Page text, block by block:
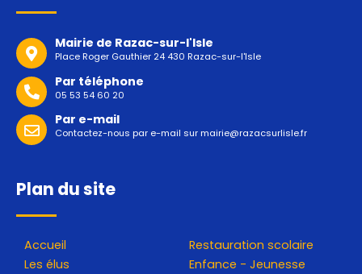
Mairie de Razac-sur-l'Isle
Place Roger Gauthier 24 430 Razac-sur-l'Isle
Par téléphone
05 53 54 60 20
Par e-mail
Contactez-nous par e-mail surmairie@razacsurlisle.fr
Plan du site
Accueil
Les élus
Restauration scolaire
Enfance - Jeunesse